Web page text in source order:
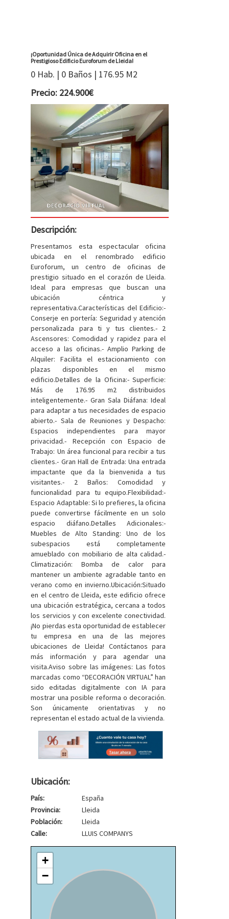
¡Oportunidad Única de Adquirir Oficina en el
Prestigioso Edificio Euroforum de Lleida!
0 Hab. | 0 Baños | 176.95 M2
Precio: 224.900€
Descripción:
Presentamos esta espectacular oficina
ubicada en el renombrado edificio
Euroforum, un centro de oficinas de
prestigio situado en el corazón de Lleida.
Ideal para empresas que buscan una
ubicación céntrica y
representativa.Características del Edificio:-
Conserje en portería: Seguridad y atención
personalizada para ti y tus clientes.- 2
Ascensores: Comodidad y rapidez para el
acceso a las oficinas.- Amplio Parking de
Alquiler: Facilita el estacionamiento con
plazas disponibles en el mismo
edificio.Detalles de la Oficina:- Superficie:
Más de 176.95 m2 distribuidos
inteligentemente.- Gran Sala Diáfana: Ideal
para adaptar a tus necesidades de espacio
abierto.- Sala de Reuniones y Despacho:
Espacios independientes para mayor
privacidad.- Recepción con Espacio de
Trabajo: Un área funcional para recibir a tus
clientes.- Gran Hall de Entrada: Una entrada
impactante que da la bienvenida a tus
visitantes.- 2 Baños: Comodidad y
funcionalidad para tu equipo.Flexibilidad:-
Espacio Adaptable: Si lo prefieres, la oficina
puede convertirse fácilmente en un solo
espacio diáfano.Detalles Adicionales:-
Muebles de Alto Standing: Uno de los
subespacios está completamente
amueblado con mobiliario de alta calidad.-
Climatización: Bomba de calor para
mantener un ambiente agradable tanto en
verano como en invierno.Ubicación:Situado
en el centro de Lleida, este edificio ofrece
una ubicación estratégica, cercana a todos
los servicios y con excelente conectividad.
¡No pierdas esta oportunidad de establecer
tu empresa en una de las mejores
ubicaciones de Lleida! Contáctanos para
más información y para agendar una
visita.Aviso sobre las imágenes: Las fotos
marcadas como “DECORACIÓN VIRTUAL” han
sido editadas digitalmente con IA para
mostrar una posible reforma o decoración.
Son únicamente orientativas y no
representan el estado actual de la vivienda.
Ubicación:
País:
España
Provincia:
Lleida
Población:
Lleida
Calle:
LLUIS COMPANYS
+
−